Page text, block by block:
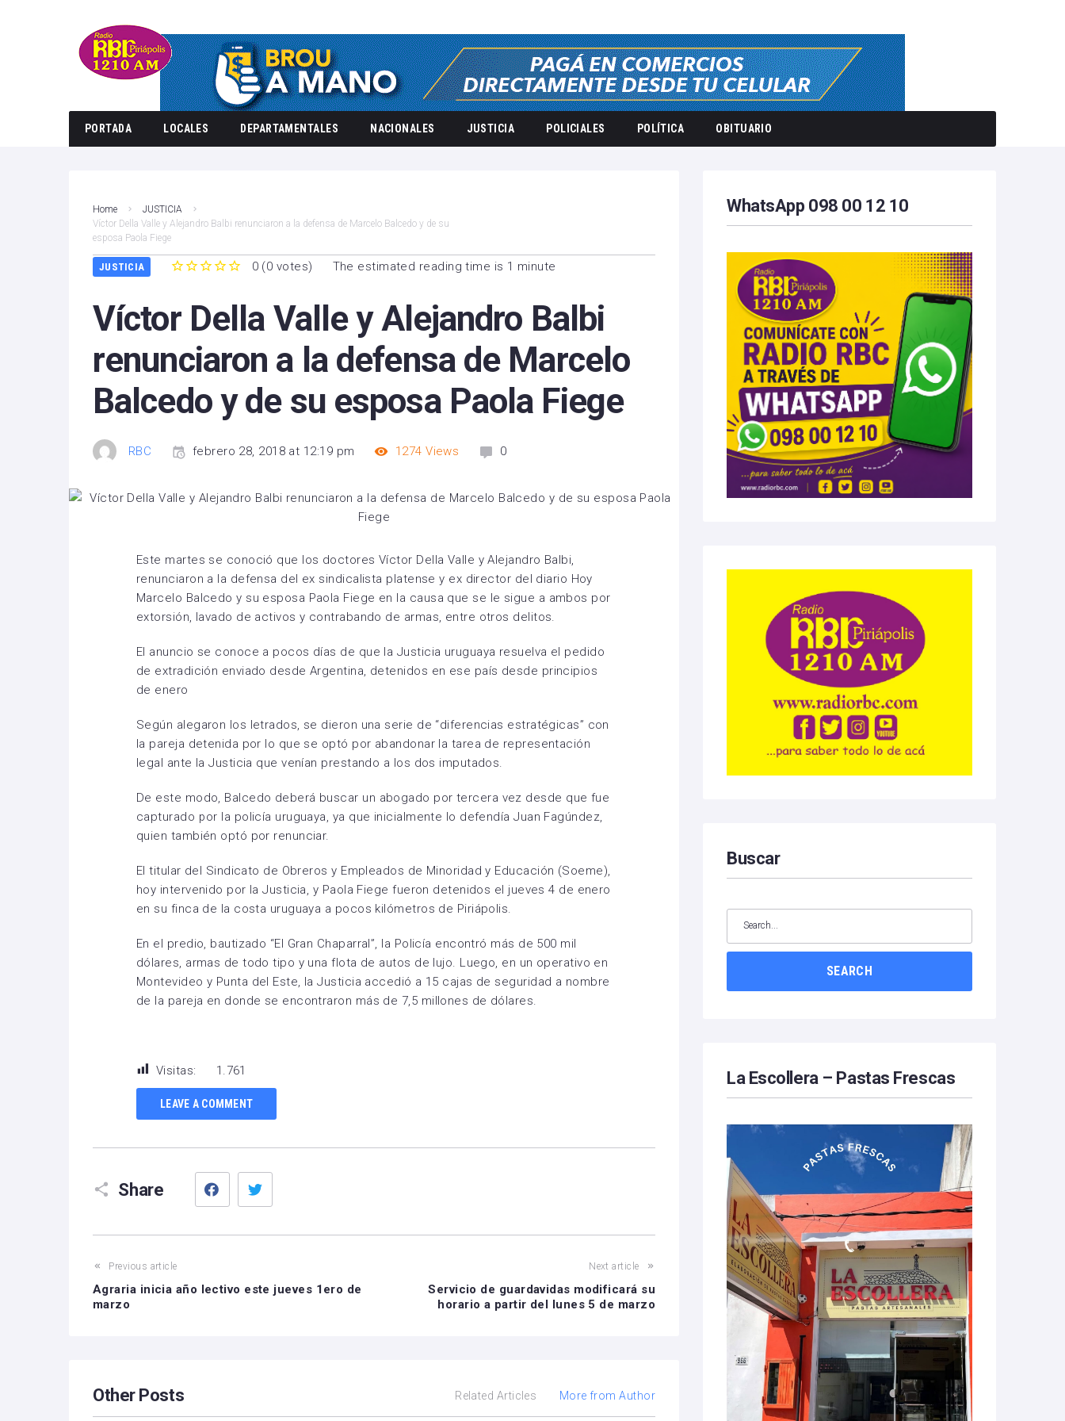
PORTADA LOCALES DEPARTAMENTALES NACIONALES JUSTICIA POLICIALES POLÍTICA OBITUARIO
Home
JUSTICIA
Víctor Della Valle y Alejandro Balbi renunciaron a la defensa de Marcelo Balcedo y de su
esposa Paola Fiege
JUSTICIA 0 (0 votes) The estimated reading time is 1 minute
Víctor Della Valle y Alejandro Balbi
renunciaron a la defensa de Marcelo
Balcedo y de su esposa Paola Fiege
RBC febrero 28, 2018 at 12:19 pm 1274 Views 0
Este martes se conoció que los doctores Víctor Della Valle y Alejandro Balbi,
renunciaron a la defensa del ex sindicalista platense y ex director del diario Hoy
Marcelo Balcedo y su esposa Paola Fiege en la causa que se le sigue a ambos por
extorsión, lavado de activos y contrabando de armas, entre otros delitos.
El anuncio se conoce a pocos días de que la Justicia uruguaya resuelva el pedido
de extradición enviado desde Argentina, detenidos en ese país desde principios
de enero
Según alegaron los letrados, se dieron una serie de “diferencias estratégicas” con
la pareja detenida por lo que se optó por abandonar la tarea de representación
legal ante la Justicia que venían prestando a los dos imputados.
De este modo, Balcedo deberá buscar un abogado por tercera vez desde que fue
capturado por la policía uruguaya, ya que inicialmente lo defendía Juan Fagúndez,
quien también optó por renunciar.
El titular del Sindicato de Obreros y Empleados de Minoridad y Educación (Soeme),
hoy intervenido por la Justicia, y Paola Fiege fueron detenidos el jueves 4 de enero
en su finca de la costa uruguaya a pocos kilómetros de Piriápolis.
En el predio, bautizado “El Gran Chaparral”, la Policía encontró más de 500 mil
dólares, armas de todo tipo y una flota de autos de lujo. Luego, en un operativo en
Montevideo y Punta del Este, la Justicia accedió a 15 cajas de seguridad a nombre
de la pareja en donde se encontraron más de 7,5 millones de dólares.
Visitas: 1.761
LEAVE A COMMENT
Share
Facebook
Previous article
Agraria inicia año lectivo este jueves 1ero de
marzo
Next article
Servicio de guardavidas modificará su
horario a partir del lunes 5 de marzo
Other Posts Related Articles More from Author
WhatsApp 098 00 12 10
Buscar
SEARCH
La Escollera – Pastas Frescas